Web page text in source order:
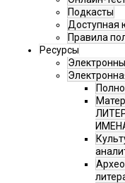
Подкасты
Доступная
Правила
Ресурсы